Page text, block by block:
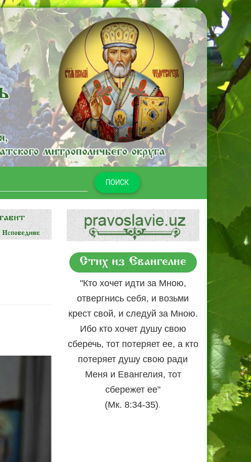
ПОИСК
Стих из Евангелие
"Кто хочет идти за Мною,
отвергнись себя, и возьми
крест свой, и следуй за Мною.
Ибо кто хочет душу свою
сберечь, тот потеряет ее, а кто
потеряет душу свою ради
Меня и Евангелия, тот
сбережет ее"
(Мк. 8:34-35).